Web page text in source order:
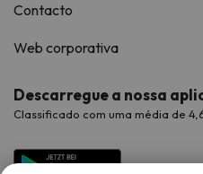
Contacto
Web corporativa
Descarregue a nossa
Classificado com uma média de